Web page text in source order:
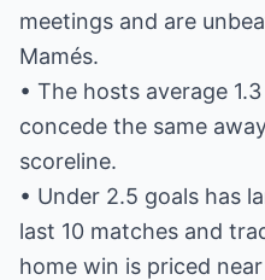
meetings and are
Mamés.
• The hosts average
concede the same
scoreline.
• Under 2.5 goals has
last 10 matches and
home win is priced near